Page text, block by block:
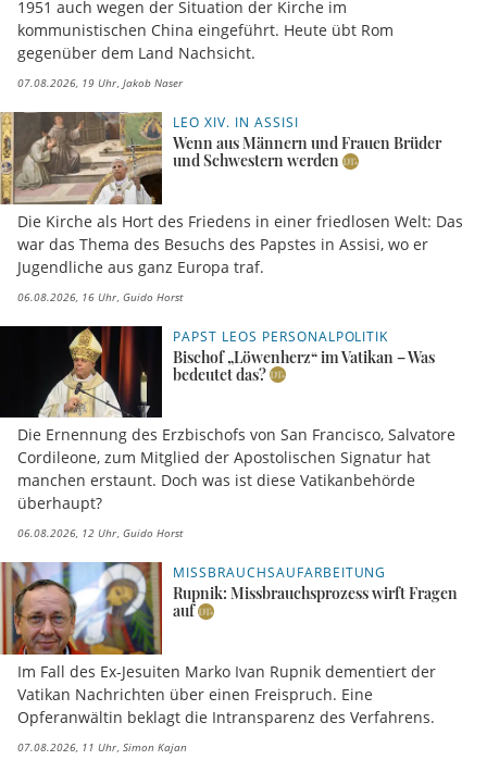
1951 auch wegen der Situation der Kirche im
kommunistischen China eingeführt. Heute übt Rom
gegenüber dem Land Nachsicht.
07.08.2026, 19 Uhr Jakob Naser
LEO XIV. IN ASSISI
Wenn aus Männern und Frauen Brüder
und Schwestern werden
Die Kirche als Hort des Friedens in einer friedlosen Welt: Das
war das Thema des Besuchs des Papstes in Assisi, wo er
Jugendliche aus ganz Europa traf.
06.08.2026, 16 Uhr Guido Horst
PAPST LEOS PERSONALPOLITIK
Bischof „Löwenherz“ im Vatikan – Was
bedeutet das?
Die Ernennung des Erzbischofs von San Francisco, Salvatore
Cordileone, zum Mitglied der Apostolischen Signatur hat
manchen erstaunt. Doch was ist diese Vatikanbehörde
überhaupt?
06.08.2026, 12 Uhr Guido Horst
MISSBRAUCHSAUFARBEITUNG
Rupnik: Missbrauchsprozess wirft Fragen
auf
Im Fall des Ex-Jesuiten Marko Ivan Rupnik dementiert der
Vatikan Nachrichten über einen Freispruch. Eine
Opferanwältin beklagt die Intransparenz des Verfahrens.
07.08.2026, 11 Uhr Simon Kajan